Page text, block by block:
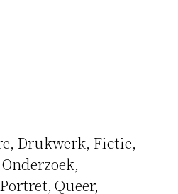
Drukwerk Fictie
Onderzoek
Portret Queer